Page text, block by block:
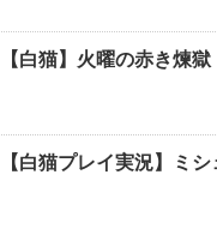
【白猫】火曜の赤き煉
【白猫プレイ実況】ミ